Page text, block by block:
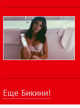
Еще Бикини!